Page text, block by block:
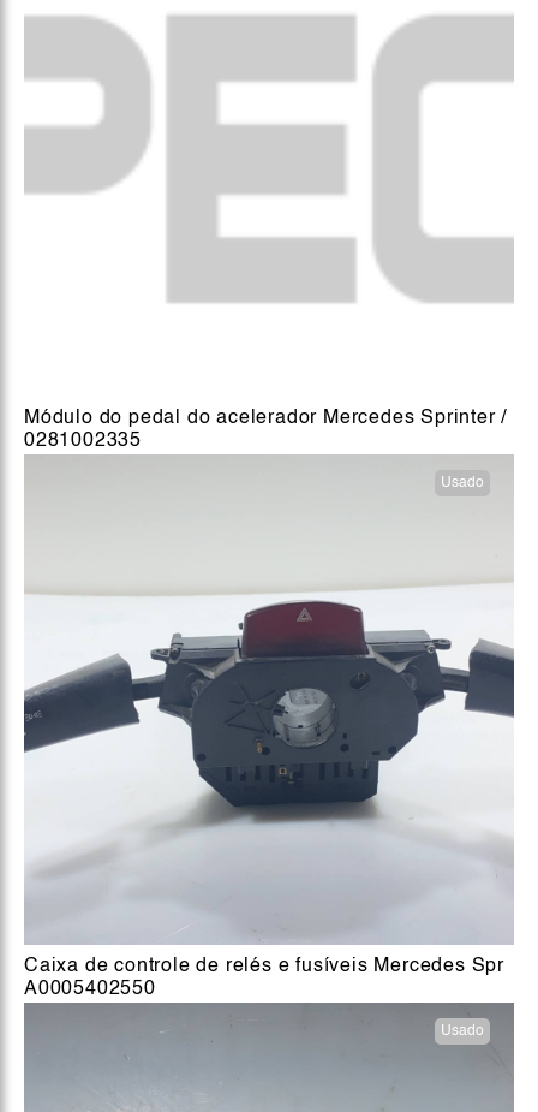
Módulo do pedal do acelerador Mercedes Sprinter /
0281002335
Usado
Caixa de controle de relés e fusíveis Mercedes Spr
A0005402550
Usado